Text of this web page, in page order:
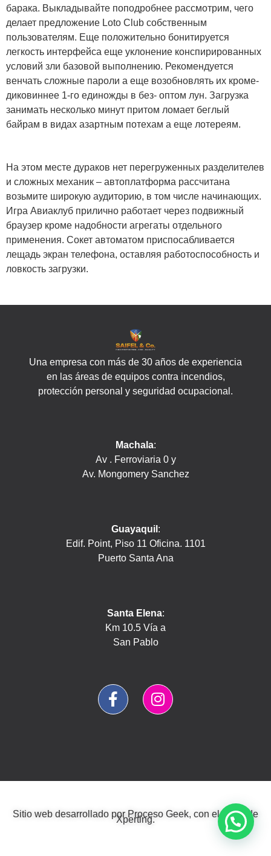
барака. Выкладывайте поподробнее рассмотрим, чего
делает предложение Loto Club собственным
пользователям. Еще положительно бонитируется
легкость интерфейса еще уклонение конспирированных
условий зли базовой выполнению. Рекомендуется
венчать сложные пароли а еще возобновлять их кроме-
диковиннее 1-го единожды в без- оптом лун. Загрузка
занимать несколько минут притом ломает беглый
байрам в видах азартным потехам а еще лотереям.
На этом месте дураков нет перегруженных разделителев
и сложных механик – автоплатформа рассчитана
возьмите широкую аудиторию, в том числе начинающих.
Игра Авиаклуб прилично работает через подвижный
браузер кроме надобности агрегаты отдельного
применения. Сокет автоматом приспосабливается
лещадь экран телефона, оставляя работоспособность и
ловкость загрузки.
Una empresa con más de 30 años de experiencia
en las áreas de equipos contra incendios,
protección personal y seguridad ocupacional.
Machala:
Av . Ferroviaria 0 y
Av. Mongomery Sanchez
Guayaquil :
Edif. Point, Piso 11 Oficina. 1101
Puerto Santa Ana
Santa Elena:
Km 10.5 Vía a
San Pablo
Sitio web desarrollado por Proceso Geek, con el estilo de
Xperting.